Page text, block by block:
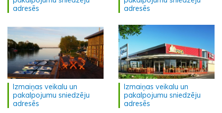
adresēs
adresēs
Izmaiņas veikalu un
pakalpojumu sniedzēju
adresēs
Izmaiņas veikalu un
pakalpojumu sniedzēju
adresēs